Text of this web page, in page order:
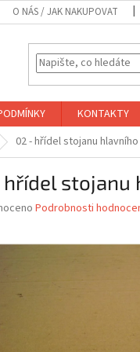
O NÁS / JAK NAKUPOVAT
KONTAKTY
02 - hřídel stojanu
stojanu
Podrobnosti